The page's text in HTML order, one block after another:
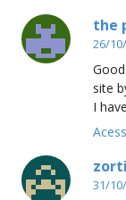
the
26/
site
I
31/